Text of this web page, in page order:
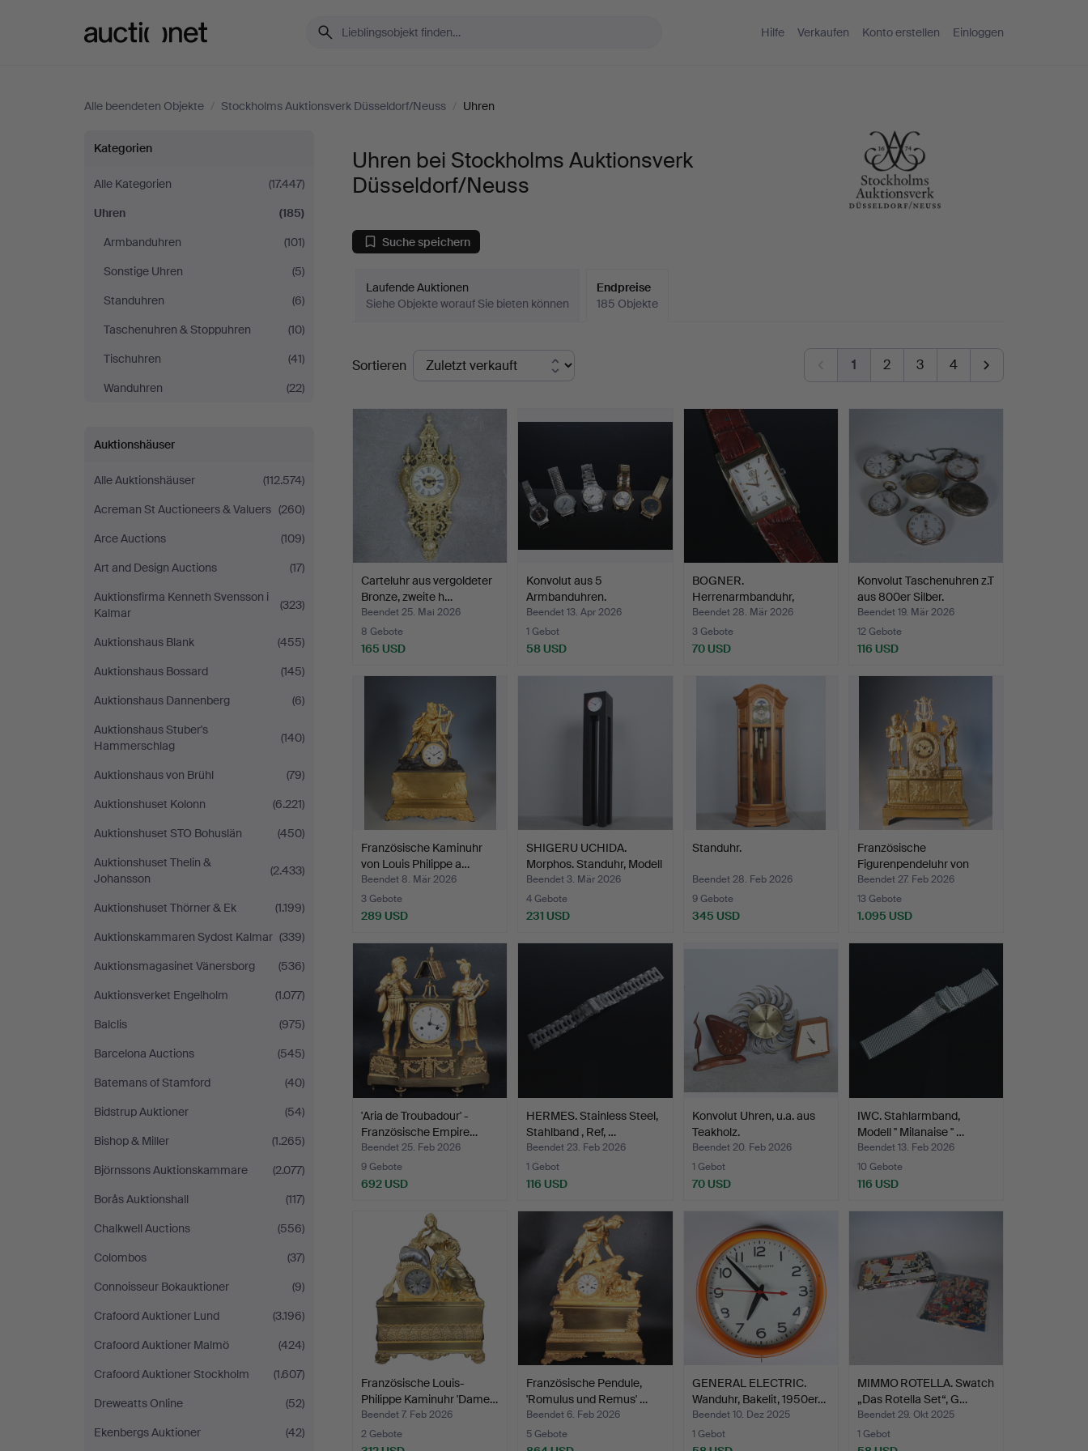
Hilfe Verkaufen Konto erstellen Einloggen
Alle beendeten Objekte / Stockholms Auktionsverk Düsseldorf/Neuss / Uhren
Uhren
bei
Stockholms
Auktionsverk
Düsseldorf/Neuss
Kategorien
Alle Kategorien
(17.447)
Uhren
(185)
Armbanduhren
(101)
Sonstige Uhren
(5)
Standuhren
(6)
Taschenuhren & Stoppuhren
(10)
Tischuhren
(41)
Wanduhren
(22)
Auktionshäuser
Alle Auktionshäuser
(112.574)
Acreman St Auctioneers & Valuers (260)
Arce Auctions
(109)
Art and Design Auctions
(17)
Auktionsfirma Kenneth Svensson i
Kalmar
(323)
Auktionshaus Blank
(455)
Auktionshaus Bossard
(145)
Auktionshaus Dannenberg
(6)
Auktionshaus Stuber's
Hammerschlag
(140)
Auktionshaus von Brühl
(79)
Auktionshuset Kolonn
(6.221)
Auktionshuset STO Bohuslän
(450)
Auktionshuset Thelin &
Johansson
(2.433)
Auktionshuset Thörner & Ek
(1.199)
Auktionskammaren Sydost Kalmar (339)
Auktionsmagasinet Vänersborg
(536)
Auktionsverket Engelholm
(1.077)
Balclis
(975)
Barcelona Auctions
(545)
Batemans of Stamford
(40)
Bidstrup Auktioner
(54)
Bishop & Miller
(1.265)
Björnssons Auktionskammare
(2.077)
Borås Auktionshall
(117)
Chalkwell Auctions
(556)
Colombos
(37)
Connoisseur Bokauktioner
(9)
Crafoord Auktioner Lund
(3.196)
Crafoord Auktioner Malmö
(424)
Crafoord Auktioner Stockholm
(1.607)
Dreweatts Online
(52)
Ekenbergs Auktioner
(42)
Uhren bei Stockholms Auktionsverk
Düsseldorf/Neuss
Suche speichern
Laufende Auktionen
Siehe Objekte worauf Sie bieten können
Endpreise
185 Objekte
Endpreise
Sortieren 1 2 3 4
Carteluhr aus vergoldeter
Bronze, zweite h…
Beendet 25. Mai 2026
8 Gebote
165 USD
Konvolut aus 5
Armbanduhren.
Beendet 13. Apr 2026
1 Gebot
58 USD
BOGNER.
Herrenarmbanduhr,
Quartz, Lederarm…
Beendet 28. Mär 2026
3 Gebote
70 USD
Konvolut Taschenuhren z.T
aus 800er Silber.
Beendet 19. Mär 2026
12 Gebote
116 USD
Französische Kaminuhr
von Louis Philippe a…
Beendet 8. Mär 2026
3 Gebote
289 USD
SHIGERU UCHIDA.
Morphos. Standuhr, Modell
…
Beendet 3. Mär 2026
4 Gebote
231 USD
Standuhr.
Beendet 28. Feb 2026
9 Gebote
345 USD
Französische
Figurenpendeluhr von
Samuel M…
Beendet 27. Feb 2026
13 Gebote
1.095 USD
'Aria de Troubadour' -
Französische Empire…
Beendet 25. Feb 2026
9 Gebote
692 USD
HERMES. Stainless Steel,
Stahlband , Ref, …
Beendet 23. Feb 2026
1 Gebot
116 USD
Konvolut Uhren, u.a. aus
Teakholz.
Beendet 20. Feb 2026
1 Gebot
70 USD
IWC. Stahlarmband,
Modell '' Milanaise '' …
Beendet 13. Feb 2026
10 Gebote
116 USD
Französische Louis-
Philippe Kaminuhr 'Dame…
Beendet 7. Feb 2026
2 Gebote
Französische Pendule,
'Romulus und Remus' …
Beendet 6. Feb 2026
5 Gebote
GENERAL ELECTRIC.
Wanduhr, Bakelit, 1950er…
Beendet 10. Dez 2025
1 Gebot
MIMMO ROTELLA. Swatch
„Das Rotella Set“, G…
Beendet 29. Okt 2025
1 Gebot